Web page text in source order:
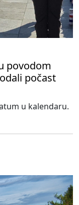
povodom
počast
u kalendaru.